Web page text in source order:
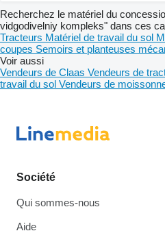
Recherchez le matériel du
vidgodivelniy kompleks" dans ces
Tracteurs Matériel de travail du sol
coupes Semoirs et planteuses
Voir aussi
Vendeurs de Claas Vendeurs de
travail du sol Vendeurs de
Société
Qui sommes-nous
Aide